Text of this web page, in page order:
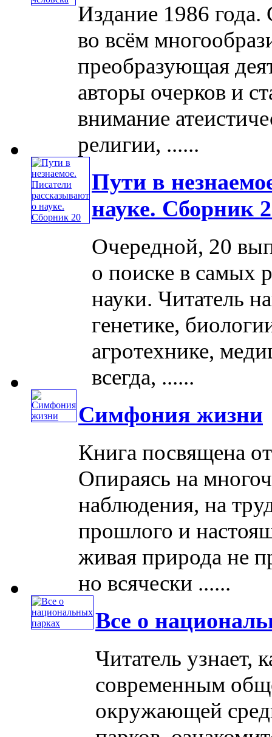
Издание 1986
во всём
преобразующая
авторы очерков и
внимание
религии, ......
Пути в
науке. Сборник
Очередной, 20
о поиске в самых
науки. Читатель
генетике,
агротехнике,
всегда, ......
Симфония жизни
Книга посвящена
Опираясь на
наблюдения, на
прошлого и
живая природа не
но всячески ......
Все о
Читатель узнает,
современным
окружающей